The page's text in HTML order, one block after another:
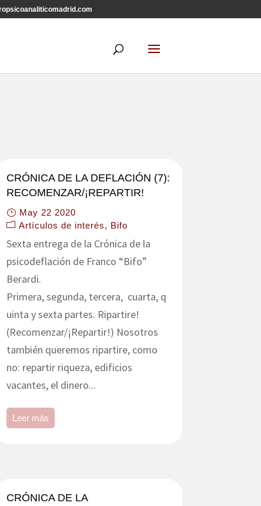
CRÓNICA DE LA DEFLACIÓN (7):
RECOMENZAR/¡REPARTIR!
May 22 2020
Artículos de interés
Bifo
Sexta entrega de la Crónica de la
psicodeflación de Franco “Bifo”
Berardi.
Primera, segunda, tercera, cuarta, q
uinta y sexta partes. Ripartire!
(Recomenzar/¡Repartir!) Nosotros
también queremos ripartire, como
no: repartir riqueza, edificios
vacantes, el dinero...
Leer más
CRÓNICA DE LA